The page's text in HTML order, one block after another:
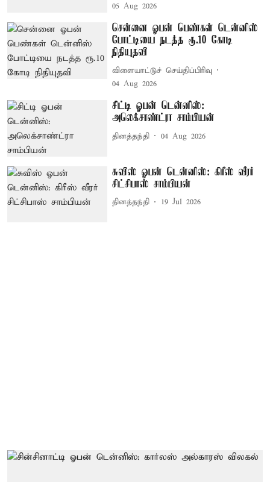
05 Aug 2026
சென்னை ஓபன் பெண்கள் டென்னிஸ்
போட்டியை நடத்த ரூ.10 கோடி
நிதியுதவி
விளையாட்டுச் செய்திப்பிரிவு
04 Aug 2026
சிட்டி ஓபன் டென்னிஸ்:
அலெக்சாண்ட்ரா சாம்பியன்
தினத்தந்தி 04 Aug 2026
சுவிஸ் ஓபன் டென்னிஸ்: கிரீஸ் வீரர்
சிட்சிபாஸ் சாம்பியன்
தினத்தந்தி 19 Jul 2026